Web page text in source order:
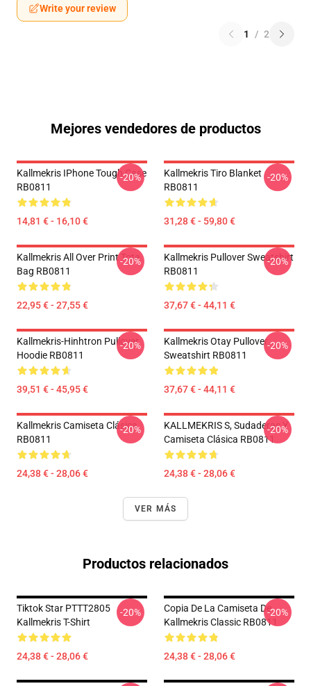
Write your review
1 / 2
Mejores vendedores de productos
Kallmekris IPhone Tough Case
RB0811
14,81 € - 16,10 €
-20%
Kallmekris Tiro Blanket
RB0811
31,28 € - 59,80 €
-20%
Kallmekris All Over Print Tote
Bag RB0811
22,95 € - 27,55 €
-20%
Kallmekris Pullover Sweatshirt
RB0811
37,67 € - 44,11 €
-20%
Kallmekris-Hinhtron Pullover
Hoodie RB0811
39,51 € - 45,95 €
-20%
Kallmekris Otay Pullover
Sweatshirt RB0811
37,67 € - 44,11 €
-20%
Kallmekris Camiseta Clásica
RB0811
24,38 € - 28,06 €
-20%
KALLMEKRIS S, Sudaderas Y
Camiseta Clásica RB0811
24,38 € - 28,06 €
-20%
VER MÁS
Productos relacionados
Tiktok Star PTTT2805
Kallmekris T-Shirt
24,38 € - 28,06 €
-20%
Copia De La Camiseta De
Kallmekris Classic RB0811
24,38 € - 28,06 €
-20%